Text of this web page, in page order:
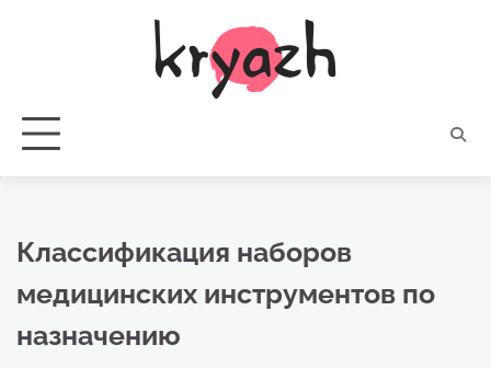
Классификация наборов
медицинских инструментов по
назначению